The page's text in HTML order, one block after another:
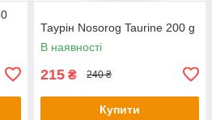
Таурін Nosorog Taurine 200 g
В наявності
215 ₴ 240 ₴
Купити